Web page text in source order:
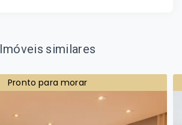
Imóveis similares
Pronto para morar